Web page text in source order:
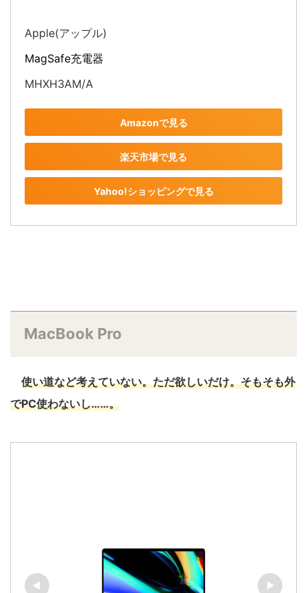
Apple(アップル)
MagSafe充電器
MHXH3AM/A
Amazonで見る
楽天市場で見る
Yahoo!ショッピングで見る
MacBook Pro
使い道など考えていない。ただ欲しいだけ。そもそも外
でPC使わないし……。